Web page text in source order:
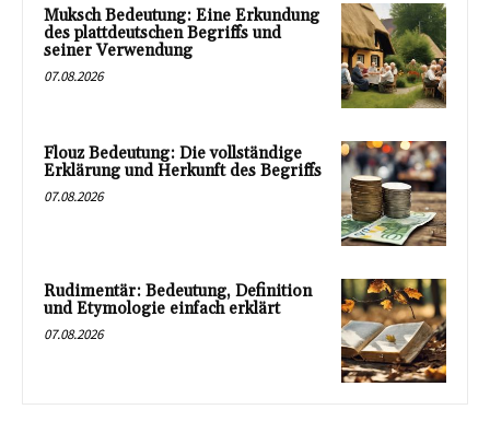
Muksch Bedeutung: Eine Erkundung
des plattdeutschen Begriffs und
seiner Verwendung
07.08.2026
Flouz Bedeutung: Die vollständige
Erklärung und Herkunft des Begriffs
07.08.2026
Rudimentär: Bedeutung, Definition
und Etymologie einfach erklärt
07.08.2026